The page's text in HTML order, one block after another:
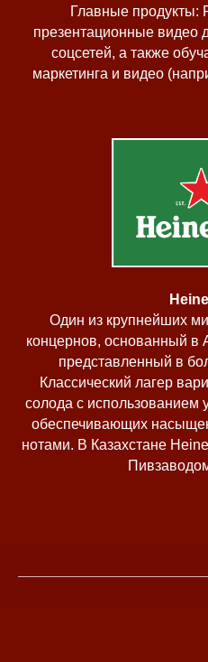
Главные продукты:
презентационные видео
соцсетей, а также
маркетинга и видео
Один из крупнейших
концернов, основанный в
представленный в
Классический лагер
солода с использованием
обеспечивающих
нотами. В Казахстане